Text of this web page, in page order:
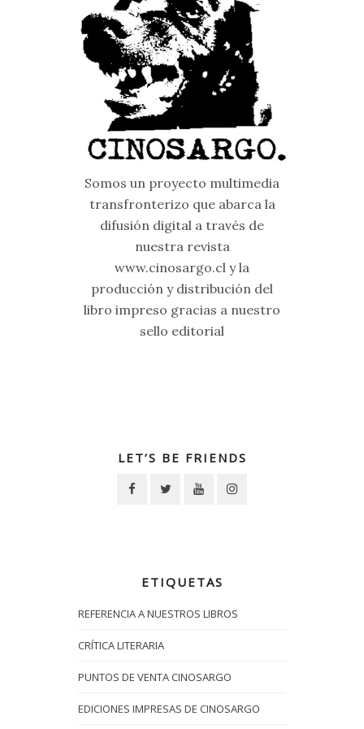
Somos un proyecto multimedia
transfronterizo que abarca la
difusión digital a través de
nuestra revista
www.cinosargo.cl y la
producción y distribución del
libro impreso gracias a nuestro
sello editorial
LET’S BE FRIENDS
ETIQUETAS
REFERENCIA A NUESTROS LIBROS
CRÍTICA LITERARIA
PUNTOS DE VENTA CINOSARGO
EDICIONES IMPRESAS DE CINOSARGO